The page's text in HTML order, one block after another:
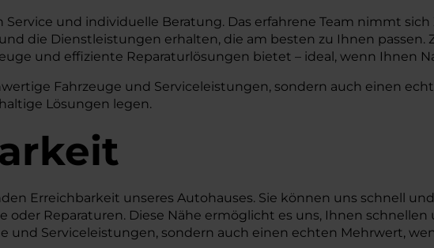
und individuelle Beratung. Das erfahrene Team nimmt
die Dienstleistungen erhalten, die am besten zu Ihnen
und effiziente Reparaturlösungen bietet – ideal, wenn Ihnen
Fahrzeuge und Serviceleistungen, sondern auch einen
Lösungen legen.
Erreichbarkeit unseres Autohauses. Sie können uns schnell
oder Reparaturen. Diese Nähe ermöglicht es uns, Ihnen
Serviceleistungen, sondern auch einen echten Mehrwert,